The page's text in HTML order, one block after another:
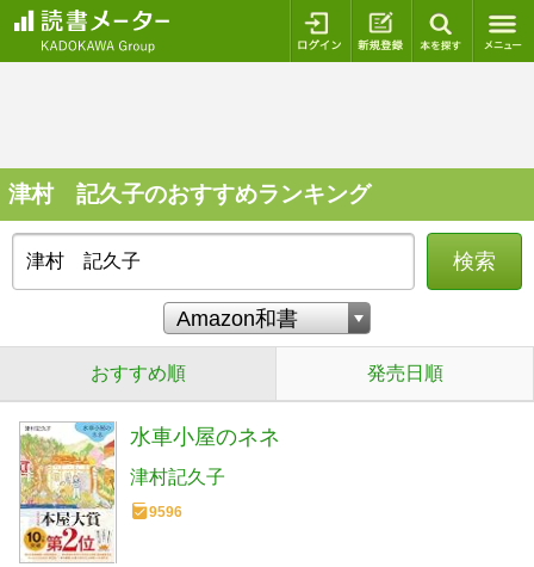
ログイン 新規登録
津村 記久子のおすすめランキング
検索
おすすめ順 発売日順
水車小屋のネネ
津村記久子
9596